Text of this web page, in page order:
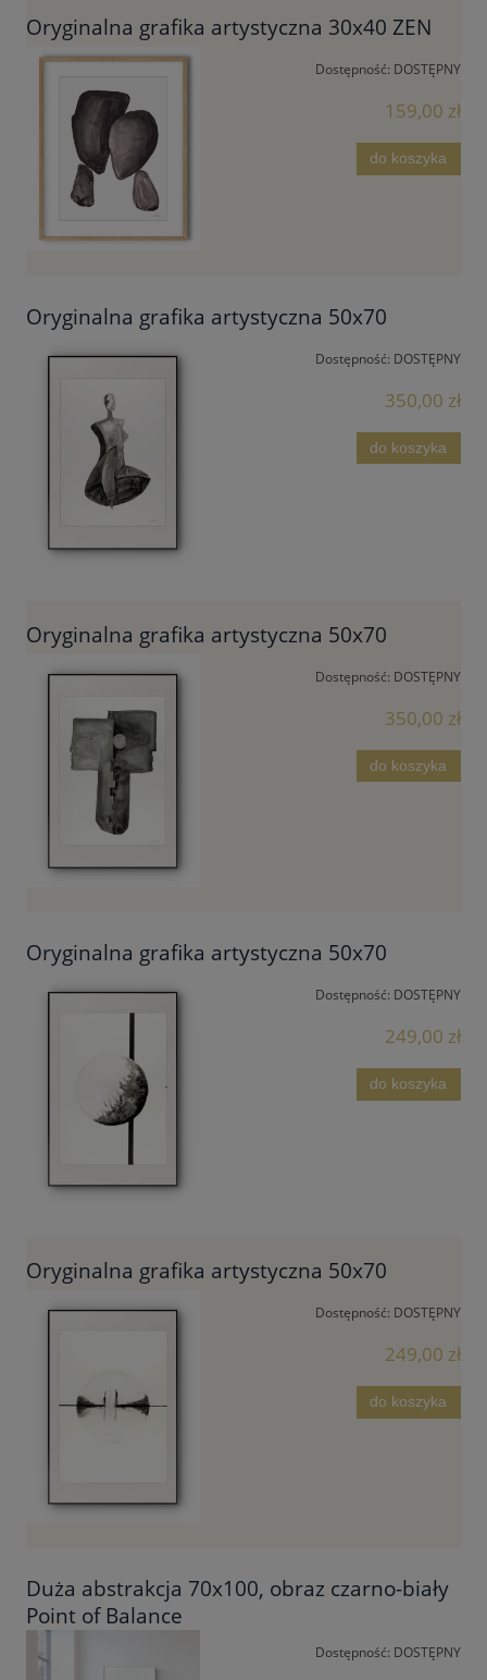
Oryginalna grafika artystyczna 30x40 ZEN
Dostępność: DOSTĘPNY
159,00 zł
do koszyka
Oryginalna grafika artystyczna 50x70
Dostępność: DOSTĘPNY
350,00 zł
do koszyka
Oryginalna grafika artystyczna 50x70
Dostępność: DOSTĘPNY
350,00 zł
do koszyka
Oryginalna grafika artystyczna 50x70
Dostępność: DOSTĘPNY
249,00 zł
do koszyka
Oryginalna grafika artystyczna 50x70
Dostępność: DOSTĘPNY
249,00 zł
do koszyka
Duża abstrakcja 70x100, obraz czarno-biały
Point of Balance
Dostępność: DOSTĘPNY